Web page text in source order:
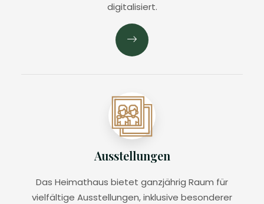
digitalisiert.
Ausstellungen
Das Heimathaus bietet ganzjährig Raum für
vielfältige Ausstellungen, inklusive besonderer